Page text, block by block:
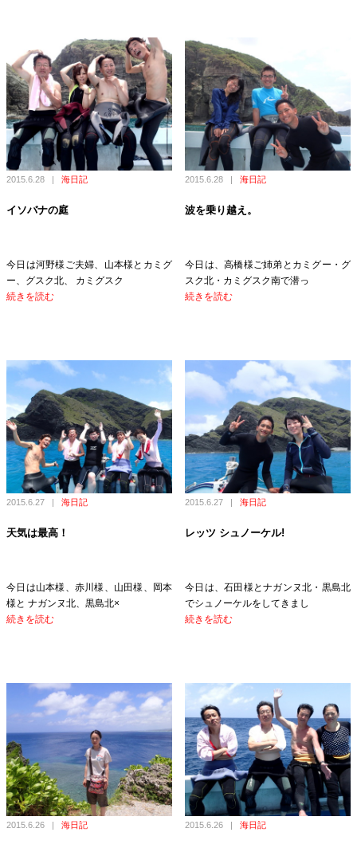
2015.6.28 | 海日記
イソバナの庭
今日は河野様ご夫婦、山本様とカミグ
ー、グスク北、 カミグスク
続きを読む
2015.6.28 | 海日記
波を乗り越え。
今日は、高橋様ご姉弟とカミグー・グ
スク北・カミグスク南で潜っ
続きを読む
2015.6.27 | 海日記
天気は最高！
今日は山本様、赤川様、山田様、岡本
様と ナガンヌ北、黒島北×
続きを読む
2015.6.27 | 海日記
レッツ シュノーケル!
今日は、石田様とナガンヌ北・黒島北
でシュノーケルをしてきまし
続きを読む
2015.6.26 | 海日記 2015.6.26 | 海日記